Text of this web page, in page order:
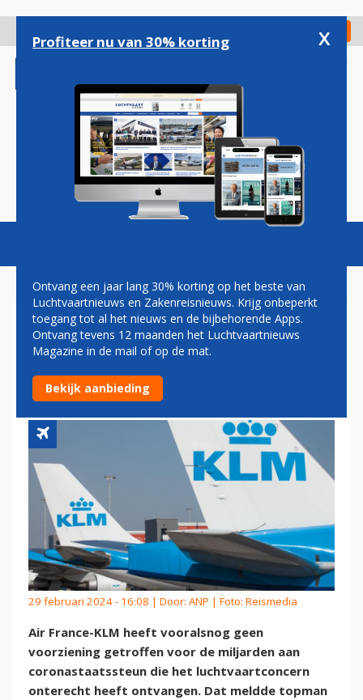
gaan
Check in
Magazine Podcasts Vacatures
AIR FRANCE-KLM ZET GEEN
GELD APART VOOR
'ONWETTIGE' CORONASTEUN
29 februari 2024 - 16:08 | Door: ANP | Foto: Reismedia
Air France-KLM heeft vooralsnog geen
voorziening getroffen voor de miljarden aan
coronastaatssteun die het luchtvaartconcern
onterecht heeft ontvangen. Dat meldde topman
Profiteer nu van 30% korting x
Ontvang een jaar lang 30% korting op het beste van
Luchtvaartnieuws en Zakenreisnieuws. Krijg onbeperkt
toegang tot al het nieuws en de bijbehorende Apps.
Ontvang tevens 12 maanden het Luchtvaartnieuws
Magazine in de mail of op de mat.
Bekijk aanbieding